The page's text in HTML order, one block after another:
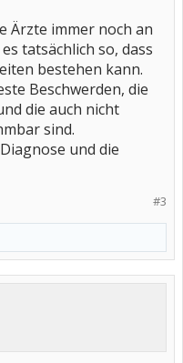
Ärzte immer noch an
tatsächlich so, dass
bestehen kann.
Beschwerden, die
die auch nicht
sind.
und die
#3